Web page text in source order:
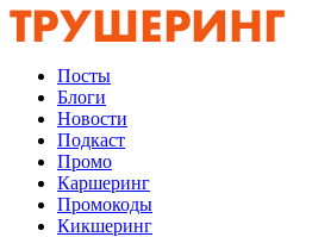
Посты
Блоги
Новости
Подкаст
Промо
Каршеринг
Промокоды
Кикшеринг